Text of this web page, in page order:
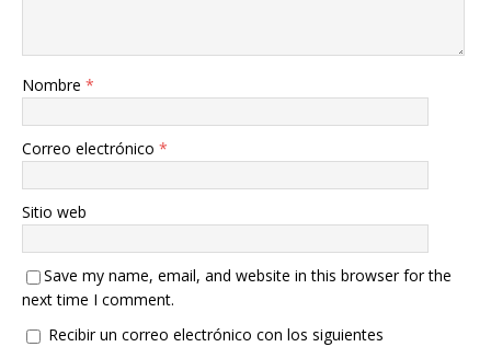
Nombre *
Correo electrónico *
Sitio web
Save my name, email, and website in this browser for the
next time I comment.
Recibir un correo electrónico con los siguientes